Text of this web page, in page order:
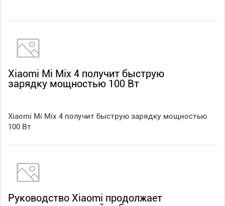
Xiaomi Mi Mix 4 получит быструю
зарядку мощностью 100 Вт
Xiaomi Mi Mix 4 получит быструю зарядку мощностью
100 Вт
Руководство Xiaomi продолжает